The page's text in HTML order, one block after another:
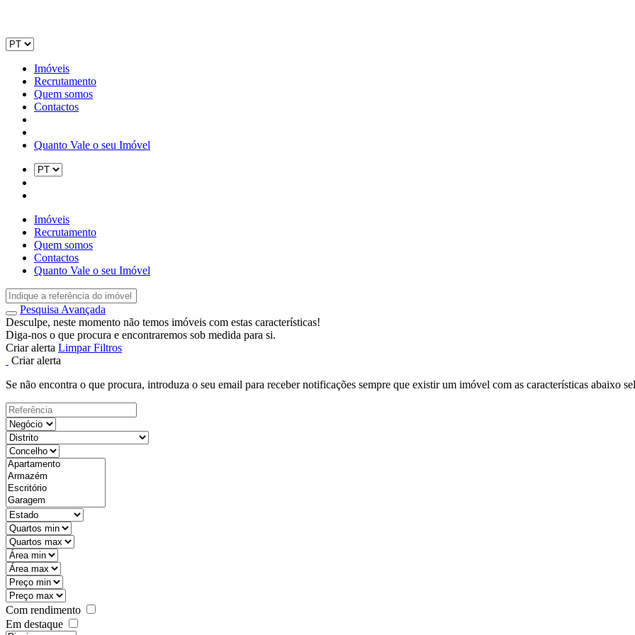
Imóveis
Recrutamento
Quem somos
Contactos
Quanto Vale o seu Imóvel
Imóveis
Recrutamento
Quem somos
Contactos
Quanto Vale o seu Imóvel
Pesquisa Avançada
Desculpe, neste momento não temos imóveis com estas características!
Diga-nos o que procura e encontraremos sob medida para si.
Criar alerta Limpar Filtros
Criar alerta
Se não encontra o que procura, introduza o seu email para receber notificações sempre que existir um imóvel com as características abaixo
Com rendimento
Em destaque